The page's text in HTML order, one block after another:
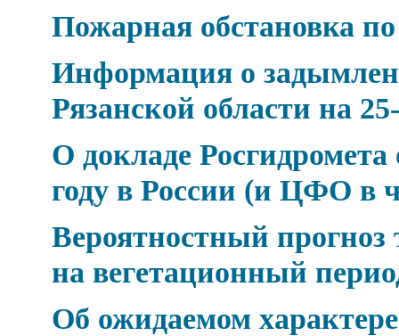
Пожарная обстановка
Информация о
Рязанской области на
О докладе Росгидромета
году в России (и ЦФО в
Вероятностный прогноз
на вегетационный
Об ожидаемом характере